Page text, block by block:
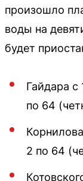
произошло
воды на
будет
Гайдара с
по 64
2 по 64